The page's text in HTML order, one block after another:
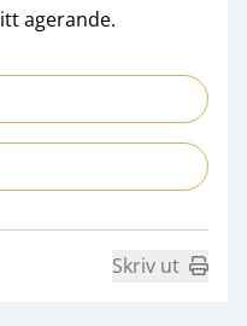
agerande.
Skriv ut